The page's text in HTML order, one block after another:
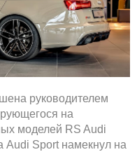
руководителем
на
моделей RS Audi
Audi Sport намекнул на